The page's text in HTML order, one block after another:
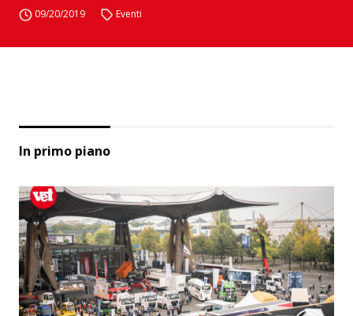
09/20/2019 Eventi
In primo piano